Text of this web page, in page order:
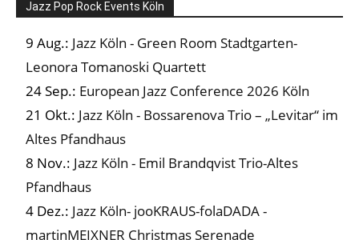
Jazz Pop Rock Events Köln
9 Aug.: Jazz Köln - Green Room Stadtgarten-
Leonora Tomanoski Quartett
24 Sep.: European Jazz Conference 2026 Köln
21 Okt.: Jazz Köln - Bossarenova Trio – „Levitar“ im
Altes Pfandhaus
8 Nov.: Jazz Köln - Emil Brandqvist Trio-Altes
Pfandhaus
4 Dez.: Jazz Köln- jooKRAUS-folaDADA -
martinMEIXNER Christmas Serenade